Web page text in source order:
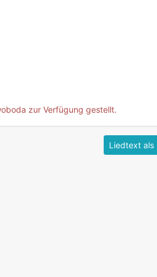
zur Verfügung gestellt.
Liedtext als